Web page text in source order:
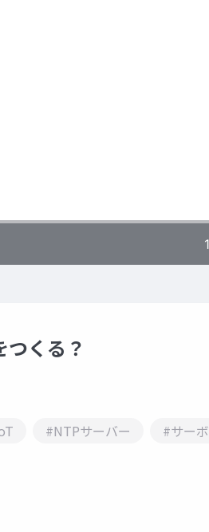
くる？
#NTPサーバー #サー